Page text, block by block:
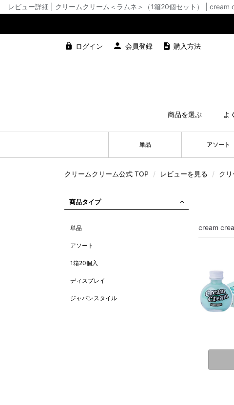
レビュー詳細 | クリームクリーム＜ラムネ＞（1箱20個セット） | cream
ログイン 会員登録 購入方法
商品を選ぶ よ
単品 アソート
クリームクリーム公式 TOP / レビューを見る / ク
商品タイプ
単品
アソート
1箱20個入
ディスプレイ
ジャパンスタイル
cream